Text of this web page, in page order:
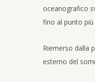
oceanografico
fino al punto più
Riemerso dalla
esterno del